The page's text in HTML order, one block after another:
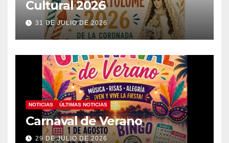
Cultural 2026
31 DE JULIO DE 2026
NOTICIAS ÚLTIMAS NOTICIAS
Carnaval de Verano
29 DE JULIO DE 2026